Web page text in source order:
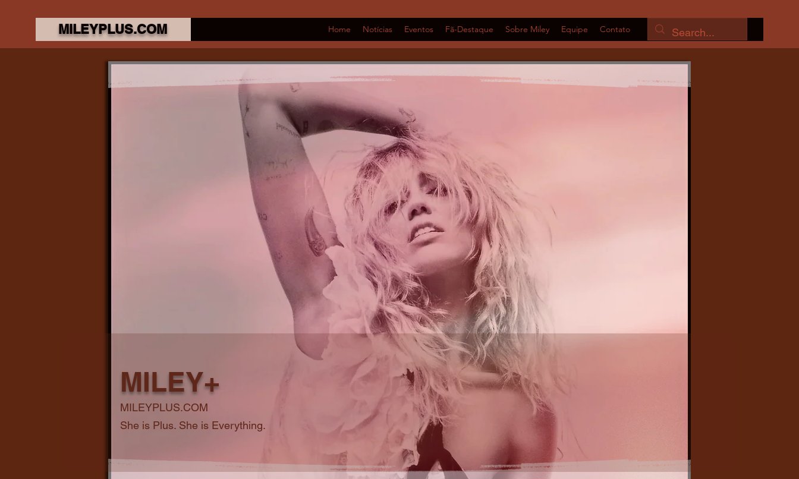
MILEYPLUS.COM Home Notícias Eventos Fã-Destaque Sobre Miley Equipe Contato
MILEY+
MILEYPLUS.COM
She is Plus. She is Everything.